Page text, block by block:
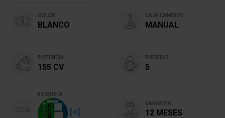
COLOR
BLANCO
CAJA CAMBIOS
MANUAL
POTENCIA
155 CV
PUERTAS
5
ETIQUETA
[+]
GARANTÍA
12 MESES